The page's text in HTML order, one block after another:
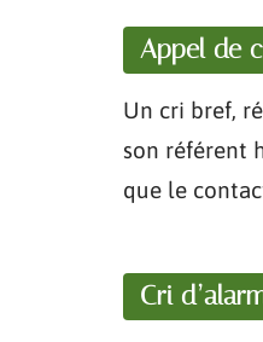
Appel de
Un cri bref,
son référent
que le
Cri